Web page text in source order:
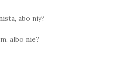
abo niy?
albo nie?